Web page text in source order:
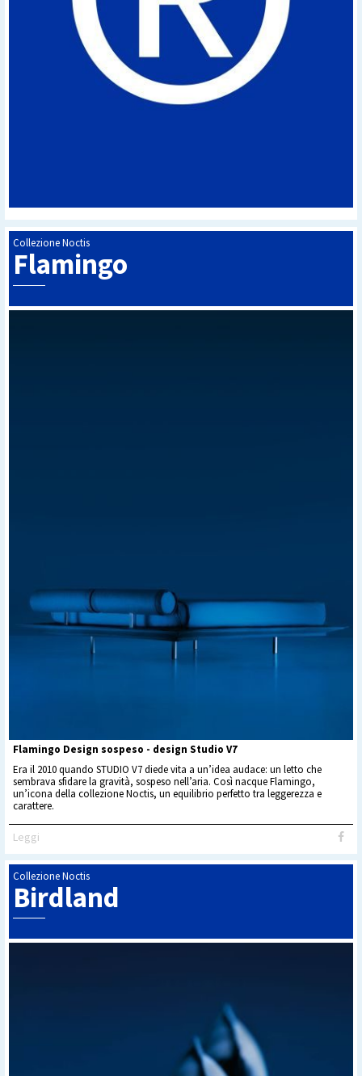
Collezione Noctis
Flamingo
Flamingo Design sospeso - design Studio V7
Era il 2010 quando STUDIO V7 diede vita a un’idea audace: un letto che
sembrava sfidare la gravità, sospeso nell’aria. Così nacque Flamingo,
un’icona della collezione Noctis, un equilibrio perfetto tra leggerezza e
carattere.
Leggi
Collezione Noctis
Birdland